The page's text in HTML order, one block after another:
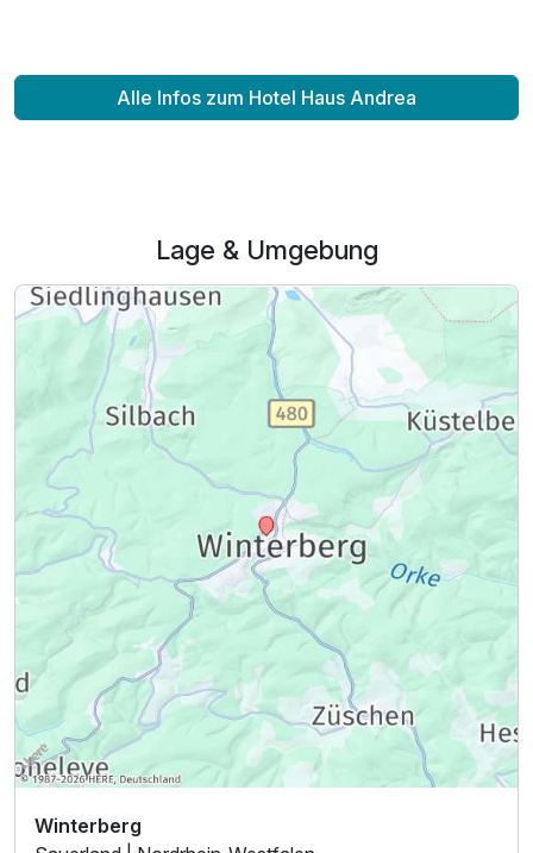
Alle Infos zum Hotel Haus Andrea
Lage & Umgebung
Winterberg